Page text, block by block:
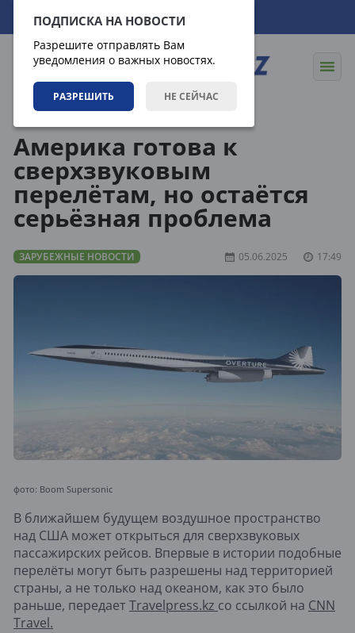
ПОДПИСКА НА НОВОСТИ
Разрешите отправлять Вам
уведомления о важных новостях.
РАЗРЕШИТЬ НЕ СЕЙЧАС
07.08.2026 01:01:34
Америка готова к
сверхзвуковым
перелётам, но остаётся
серьёзная проблема
ЗАРУБЕЖНЫЕ НОВОСТИ 05.06.2025 17:49
фото: Boom Supersonic
В ближайшем будущем воздушное пространство
над США может открыться для сверхзвуковых
пассажирских рейсов. Впервые в истории подобные
перелёты могут быть разрешены над территорией
страны, а не только над океаном, как это было
раньше, передает Travelpress.kz со ссылкой на CNN
Travel.